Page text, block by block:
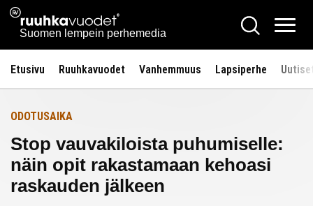
Siirry
sisältöön
Ruuhkavuodet.fi
Suomen lempein perhemedia
Hae
Etusivu Ruuhkavuodet Vanhemmuus Lapsiperhe
Etusivulle
ODOTUSAIKA
Stop vauvakiloista puhumiselle:
näin opit rakastamaan kehoasi
raskauden jälkeen